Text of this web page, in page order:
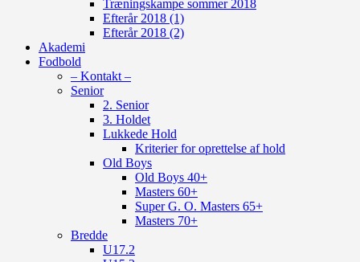
Træningskampe sommer 2018
Efterår 2018 (1)
Efterår 2018 (2)
Akademi
Fodbold
– Kontakt –
Senior
2. Senior
3. Holdet
Lukkede Hold
Kriterier for oprettelse af hold
Old Boys
Old Boys 40+
Masters 60+
Super G. O. Masters 65+
Masters 70+
Bredde
U17.2